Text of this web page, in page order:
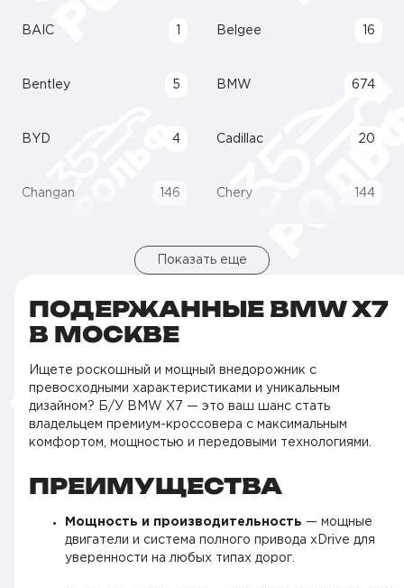
BAIC Belgee 16
Bentley 5 BMW 674
BYD 4 Cadillac 20
Changan 146 Chery 144
Показать еще
ПОДЕРЖАННЫЕ BMW X7
В МОСКВЕ
Ищете роскошный и мощный внедорожник с
превосходными характеристиками и уникальным
дизайном? Б/У BMW X7 — это ваш шанс стать
владельцем премиум-кроссовера с максимальным
комфортом, мощностью и передовыми технологиями.
ПРЕИМУЩЕСТВА
Мощность и производительность — мощные
двигатели и система полного привода xDrive для
уверенности на любых типах дорог.